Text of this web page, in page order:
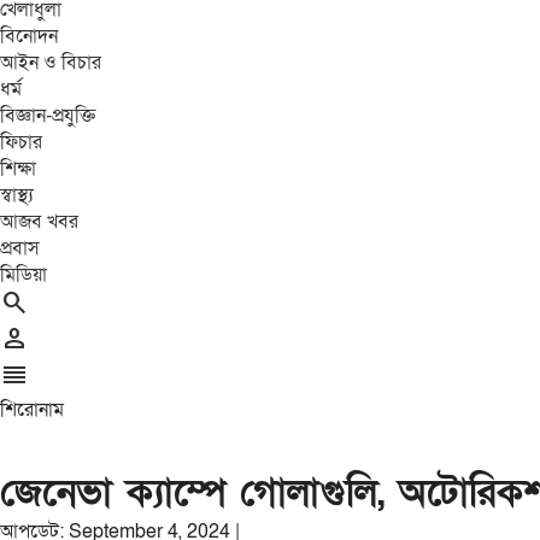
খেলাধুলা
বিনোদন
আইন ও বিচার
ধর্ম
বিজ্ঞান-প্রযুক্তি
ফিচার
শিক্ষা
স্বাস্থ্য
আজব খবর
প্রবাস
মিডিয়া
search
person
reorder
শিরোনাম
জেনেভা ক্যাম্পে গোলাগুলি,
আপডেট: September 4, 2024 |